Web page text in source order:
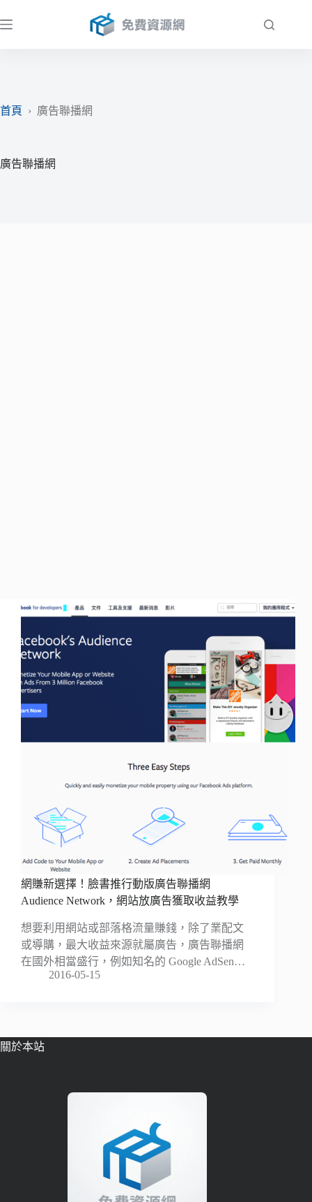
至
首頁
› 廣告聯播網
廣告聯播網
網賺新選擇！臉書推行動版廣告聯播網
Audience Network，網站放廣告獲取收益教學
想要利用網站或部落格流量賺錢，除了業配文
或導購，最大收益來源就屬廣告，廣告聯播網
在國外相當盛行，例如知名的 Google AdSen…
2016-05-15
關於本站